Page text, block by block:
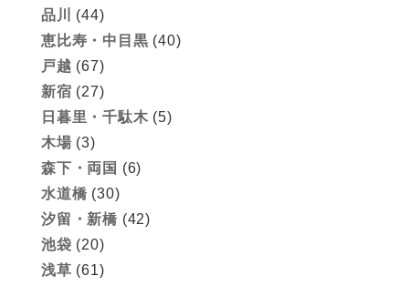
品川
(44)
恵比寿・中目黒 (40)
戸越 (67)
新宿 (27)
日暮里・千駄木 (5)
木場 (3)
森下・両国 (6)
水道橋 (30)
汐留・新橋 (42)
池袋 (20)
浅草 (61)